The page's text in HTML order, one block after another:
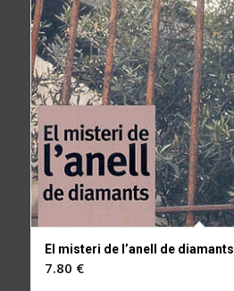
El misteri de l’anell de diamants
7.80 €